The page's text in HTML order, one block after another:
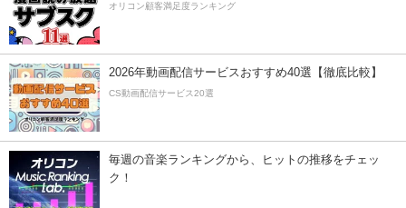
オリコン顧客満足度ランキング
2026年動画配信サービスおすすめ40選【徹底比較】
CS動画配信サービス20選
毎週の音楽ランキングから、ヒットの推移をチェッ
ク！